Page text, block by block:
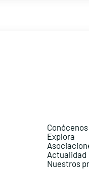
Conócenos
Explora
Actualidad
Nuestros